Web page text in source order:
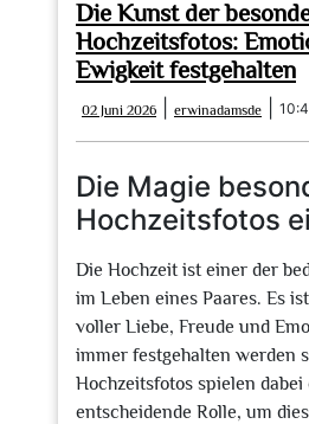
Die Kunst der
Hochzeitsfotos:
Ewigkeit festgehalten
02 Juni 2026
Juni
2026
erwinadamsde
Die Magie
Hochzeitsfotos
Die Hochzeit ist einer der
im Leben eines Paares. Es
voller Liebe, Freude und
immer festgehalten werden
Hochzeitsfotos spielen dabei
entscheidende Rolle, um